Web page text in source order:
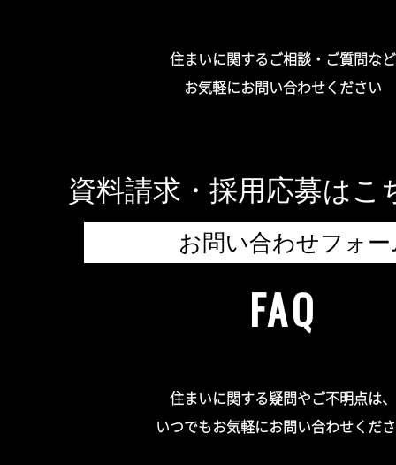
住まいに関するご相談・ご質問など
お気軽にお問い合わせください
資料請求・採用応募はこ
お問い合わせフォー
FAQ
住まいに関する疑問やご不明点は、
いつでもお気軽にお問い合わせくだ